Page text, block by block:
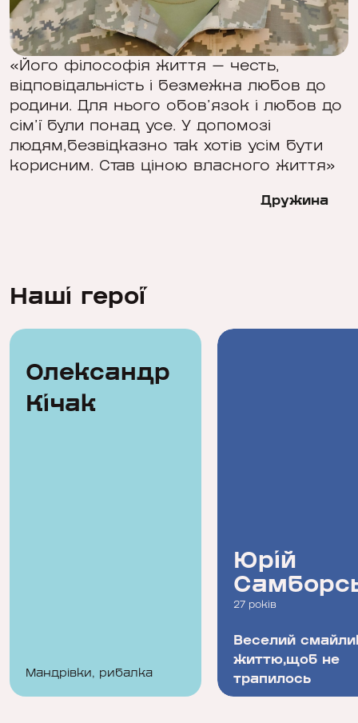
«Його філософія життя — честь,
відповідальність і безмежна любов до
родини. Для нього обов’язок і любов до
сім’ї були понад усе. У допомозі
людям,безвідказно так хотів усім бути
корисним. Став ціною власного життя»
Дружина
Наші герої
жити
Олександр
Кічак
Мандрівки, рибалка
Юрій
27 років
Веселий
життю,щоб не
трапилось